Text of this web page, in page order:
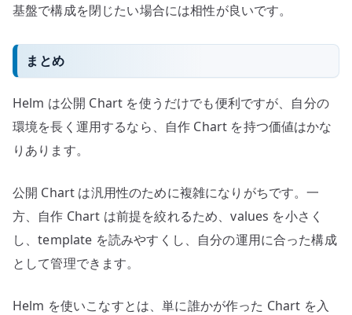
基盤で構成を閉じたい場合には相性が良いです。
まとめ
Helm は公開 Chart を使うだけでも便利ですが、自分の
環境を長く運用するなら、自作 Chart を持つ価値はかな
りあります。
公開 Chart は汎用性のために複雑になりがちです。一
方、自作 Chart は前提を絞れるため、values を小さく
し、template を読みやすくし、自分の運用に合った構成
として管理できます。
Helm を使いこなすとは、単に誰かが作った Chart を入